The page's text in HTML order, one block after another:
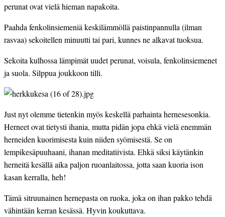
perunat ovat vielä hieman napakoita.
Paahda fenkolinsiemeniä keskilämmöllä paistinpannulla (ilman
rasvaa) sekoitellen minuutti tai pari, kunnes ne alkavat tuoksua.
Sekoita kulhossa lämpimät uudet perunat, voisula, fenkolinsiemenet
ja suola. Silppua joukkoon tilli.
Just nyt olemme tietenkin myös keskellä parhainta hernesesonkia.
Herneet ovat tietysti ihania, mutta pidän jopa ehkä vielä enemmän
herneiden kuorimisesta kuin niiden syömisestä. Se on
lempikesäpuuhaani, ihanan meditatiivista. Ehkä siksi käytänkin
herneitä kesällä aika paljon ruoanlaitossa, jotta saan kuoria ison
kasan kerralla, heh!
Tämä sitruunainen hernepasta on ruoka, joka on ihan pakko tehdä
vähintään kerran kesässä. Hyvin koukuttava.